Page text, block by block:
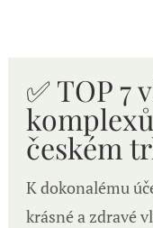
✅ TOP 7
českém
K dokonalému
krásné a zdravé